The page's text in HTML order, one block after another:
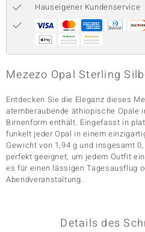
Classics
Hauseigener Kundenservice
Mezezo Opal Sterling
Entdecken Sie die Eleganz dieses
atemberaubende äthiopische Opale
Birnenform enthält. Eingefasst in
funkelt jeder Opal in einem
Gewicht von 1,94 g und insgesamt
perfekt geeignet, um jedem Outfit
es für einen lässigen Tagesausflug
Abendveranstaltung.
Details des